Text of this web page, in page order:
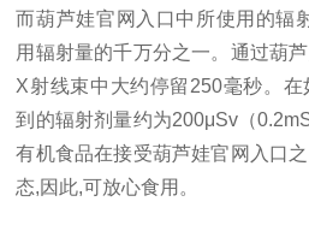
而葫芦娃官网入口中所使用的辐
用辐射量的千万分之一。通过葫
X射线束中大约停留250毫秒。
到的辐射剂量约为200μSv（
有机食品在接受葫芦娃官网入口
态,因此,可放心食用。